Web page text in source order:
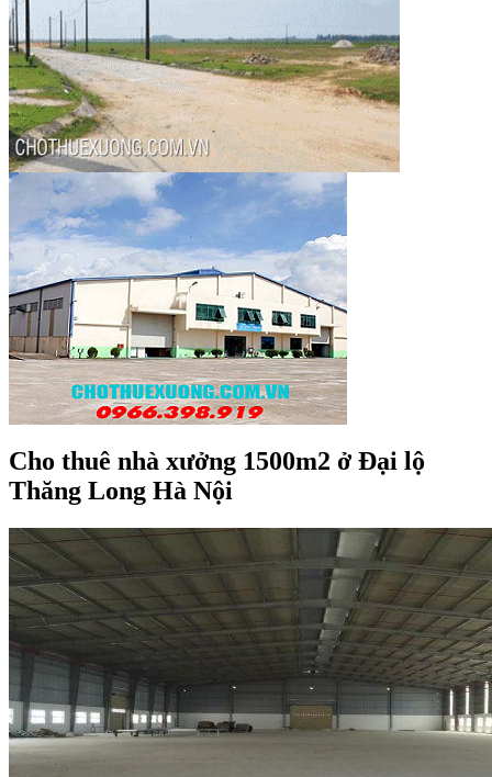
Cho thuê nhà xưởng 1500m2 ở Đại lộ
Thăng Long Hà Nội